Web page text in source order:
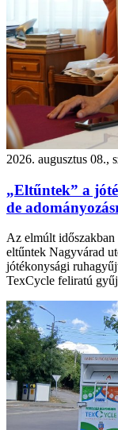
2026. augusztus 08.,
„Eltűntek” a
de
Az elmúlt
eltűntek Nagyvárad
jótékonysági
TexCycle feliratú